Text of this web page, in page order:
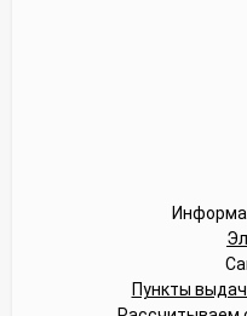
Пункты